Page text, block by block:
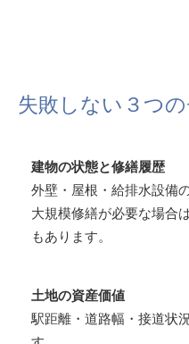
失敗しない３つ
建物の状態と修繕履歴
外壁・屋根・給排水設備
大規模修繕が必要な場合
もあります。
土地の資産価値
駅距離・道路幅・接道状